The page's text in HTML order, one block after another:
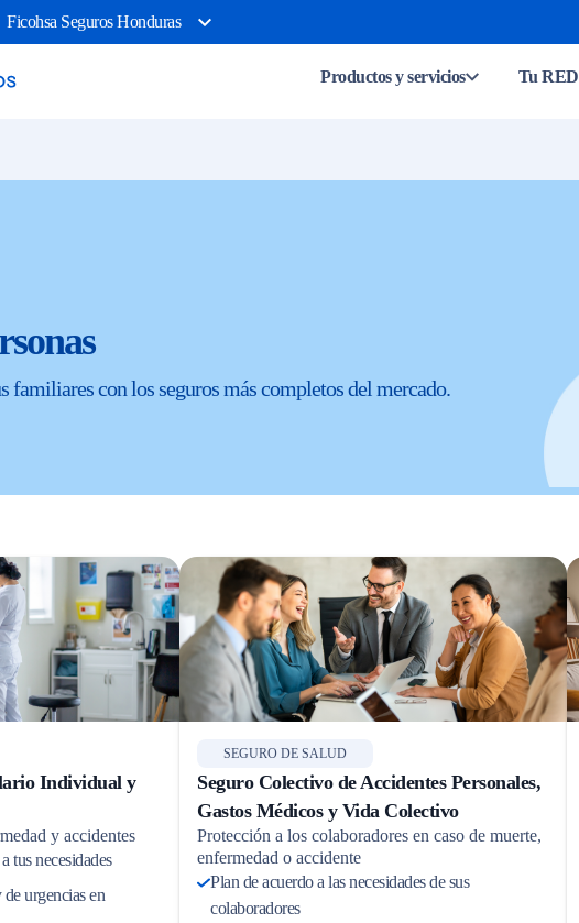
Ficohsa Seguros Honduras
Productos y servicios Tu RED
familiares con los seguros más completos del mercado.
Individual y
y accidentes
tus necesidades
urgencias en
SEGURO DE SALUD
Seguro Colectivo de Accidentes Personales,
Gastos Médicos y Vida Colectivo
Protección a los colaboradores en caso de muerte,
enfermedad o accidente
Plan de acuerdo a las necesidades de sus
colaboradores